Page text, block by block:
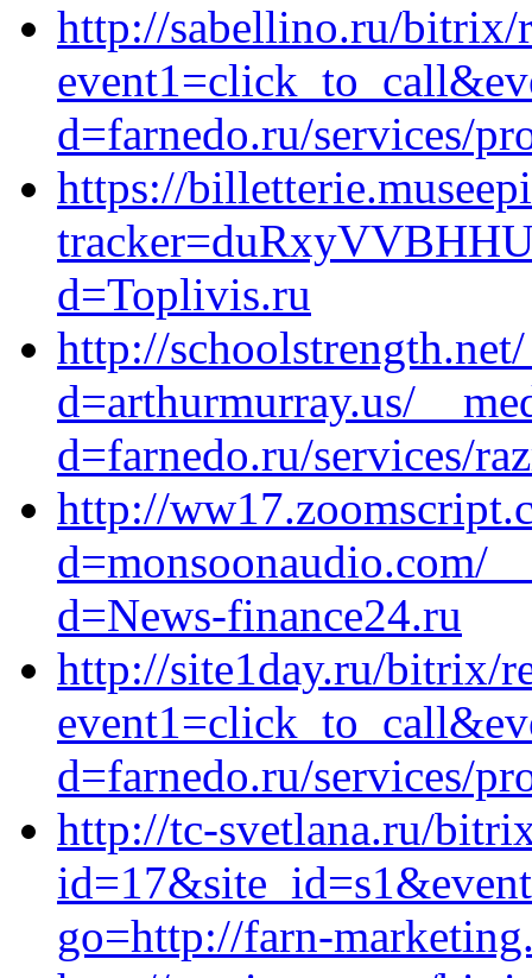
http://sabellino.ru/bitrix/
d=farnedo.ru/services/
https://
d=Toplivis.ru
http://
d=arthurmurray.us/
d=farnedo.ru/services/
http://
d=monsoonaudio.com/
d=News-finance24.ru
http://site1day.ru/bitrix/
d=farnedo.ru/services/
http://tc-svetlana.ru/
go=http://farn-